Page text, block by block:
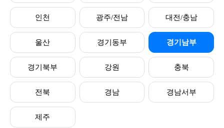
인천 광주/전남 대전/충남
울산 경기동부 경기남부
경기북부 강원 충북
전북 경남 경남서부
제주